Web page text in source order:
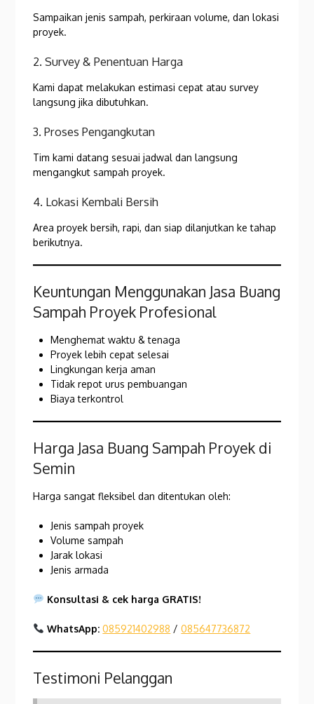
Sampaikan jenis sampah, perkiraan volume, dan lokasi
proyek.
2. Survey & Penentuan Harga
Kami dapat melakukan estimasi cepat atau survey
langsung jika dibutuhkan.
3. Proses Pengangkutan
Tim kami datang sesuai jadwal dan langsung
mengangkut sampah proyek.
4. Lokasi Kembali Bersih
Area proyek bersih, rapi, dan siap dilanjutkan ke tahap
berikutnya.
Keuntungan Menggunakan Jasa Buang
Sampah Proyek Profesional
Menghemat waktu & tenaga
Proyek lebih cepat selesai
Lingkungan kerja aman
Tidak repot urus pembuangan
Biaya terkontrol
Harga Jasa Buang Sampah Proyek di
Semin
Harga sangat fleksibel dan ditentukan oleh:
Jenis sampah proyek
Volume sampah
Jarak lokasi
Jenis armada
Konsultasi & cek harga GRATIS!
WhatsApp: 085921402988 /085647736872
Testimoni Pelanggan